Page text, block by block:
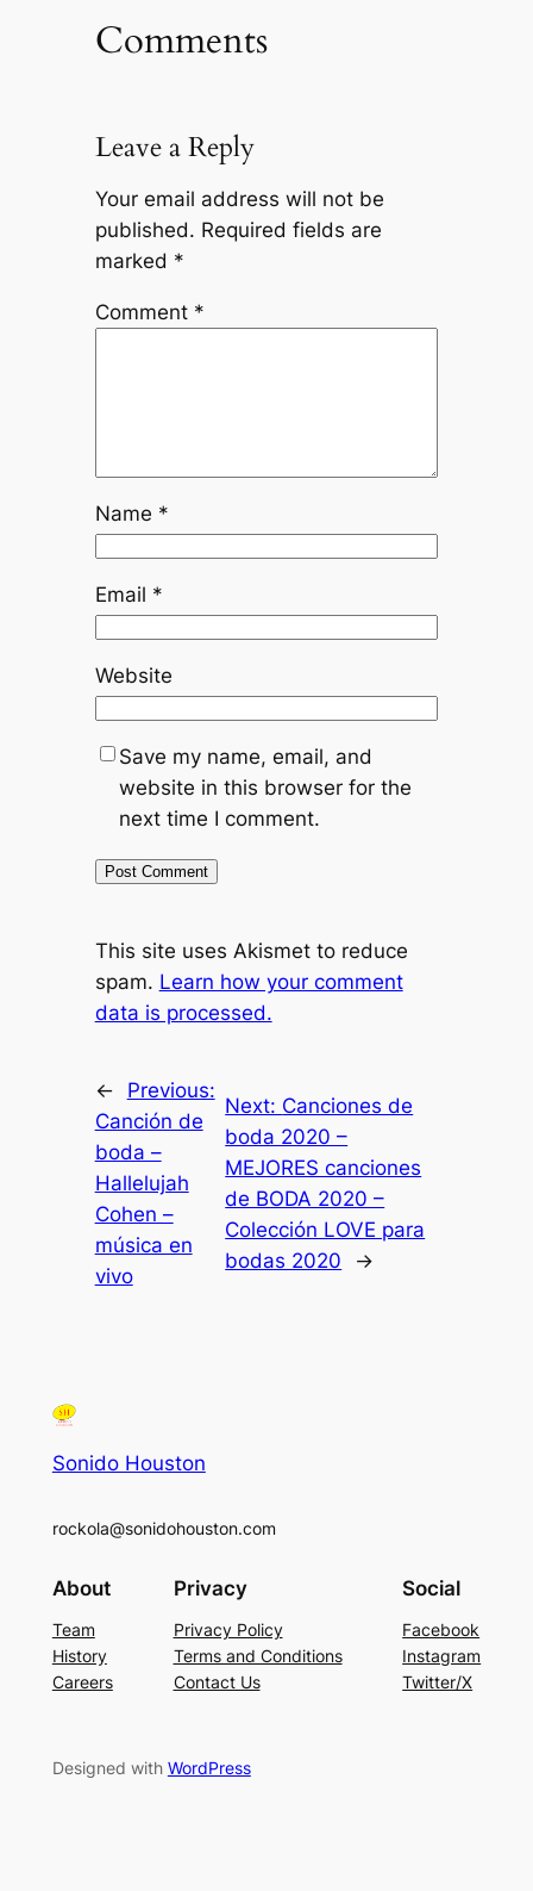
Comments
Leave a Reply
Your email address will not be
published. Required fields are
marked *
Comment *
Name *
Email *
Website
Save my name, email, and
website in this browser for the
next time I comment.
This site uses Akismet to reduce
spam. Learn how your comment
data is processed.
←
Previous:
Canción de
boda –
Hallelujah
Cohen –
música en
vivo
Next: Canciones de
boda 2020 –
MEJORES canciones
de BODA 2020 –
Colección LOVE para
bodas 2020
→
Sonido Houston
rockola@sonidohouston.com
About
Team
History
Careers
Privacy
Privacy Policy
Terms and Conditions
Contact Us
Social
Facebook
Instagram
Twitter/X
Designed with WordPress